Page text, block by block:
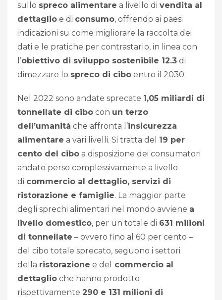
sullo spreco alimentare a livello di vendita al
dettaglio e di consumo, offrendo ai paesi
indicazioni su come migliorare la raccolta dei
dati e le pratiche per contrastarlo, in linea con
l’obiettivo di sviluppo sostenibile 12.3 di
dimezzare lo spreco di cibo entro il 2030.
Nel 2022 sono andate sprecate 1,05 miliardi di
tonnellate di cibo con un terzo
dell’umanità che affronta l’insicurezza
alimentare a vari livelli. Si tratta del 19 per
cento del cibo a disposizione dei consumatori
andato perso complessivamente a livello
di commercio al dettaglio, servizi di
ristorazione e famiglie. La maggior parte
degli sprechi alimentari nel mondo avviene a
livello domestico, per un totale di 631 milioni
di tonnellate – ovvero fino al 60 per cento –
del cibo totale sprecato, seguono i settori
della ristorazione e del
commercio al
dettaglio che hanno prodotto
rispettivamente 290 e 131 milioni di